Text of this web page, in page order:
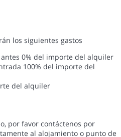
los siguientes gastos
0% del importe del alquiler
100% del importe del
del alquiler
por favor contáctenos por
al alojamiento o punto de